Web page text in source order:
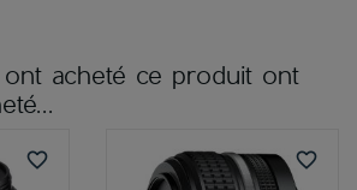
ont acheté ce produit ont
favorite_border favorite_border